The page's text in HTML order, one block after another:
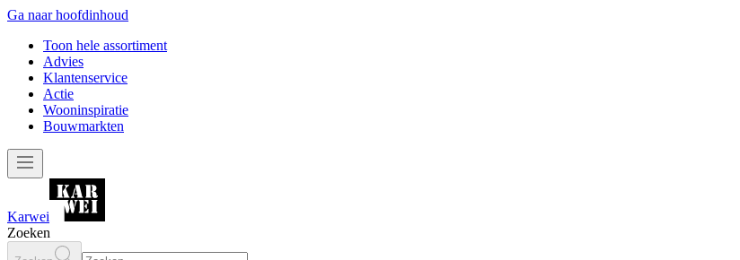
Ga naar hoofdinhoud
Toon hele assortiment
Advies
Klantenservice
Actie
Wooninspiratie
Bouwmarkten
Karwei
Zoeken